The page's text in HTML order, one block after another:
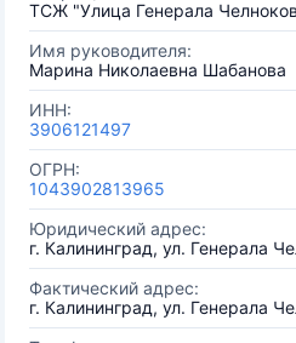
ТСЖ "Улица Генерала
Имя руководителя:
Марина Николаевна Шабанова
ИНН:
3906121497
ОГРН:
1043902813965
Юридический адрес:
г. Калининград, ул. Генерала
Фактический адрес:
г. Калининград, ул. Генерала